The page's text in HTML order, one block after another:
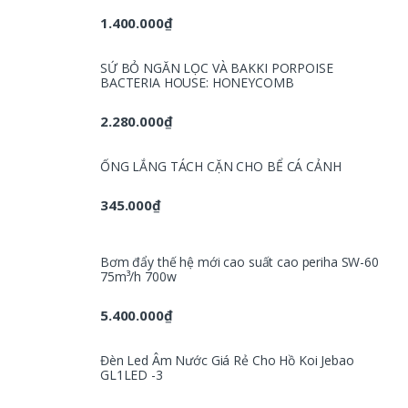
1.400.000₫
SỨ BỎ NGĂN LỌC VÀ BAKKI PORPOISE
BACTERIA HOUSE: HONEYCOMB
2.280.000₫
ỐNG LẮNG TÁCH CẶN CHO BỂ CÁ CẢNH
345.000₫
Bơm đẩy thế hệ mới cao suất cao periha SW-60
75m³/h 700w
5.400.000₫
Đèn Led Âm Nước Giá Rẻ Cho Hồ Koi Jebao
GL1LED -3